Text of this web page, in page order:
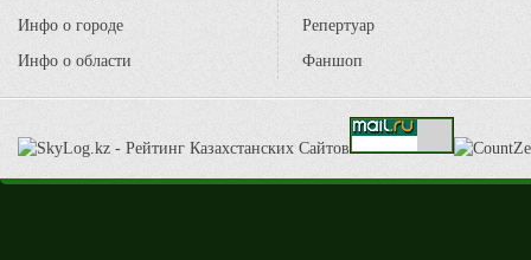
Инфо о городе
Инфо о области
Репертуар
Фаншоп